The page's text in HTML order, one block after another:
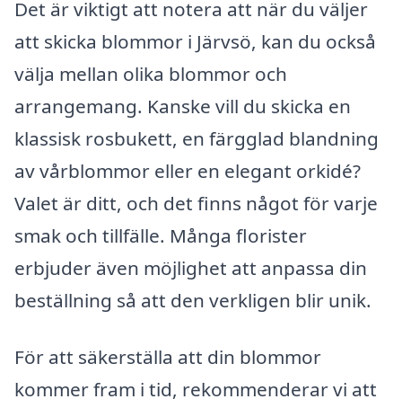
Det är viktigt att notera att när du väljer
att skicka blommor i Järvsö, kan du också
välja mellan olika blommor och
arrangemang. Kanske vill du skicka en
klassisk rosbukett, en färgglad blandning
av vårblommor eller en elegant orkidé?
Valet är ditt, och det finns något för varje
smak och tillfälle. Många florister
erbjuder även möjlighet att anpassa din
beställning så att den verkligen blir unik.
För att säkerställa att din blommor
kommer fram i tid, rekommenderar vi att